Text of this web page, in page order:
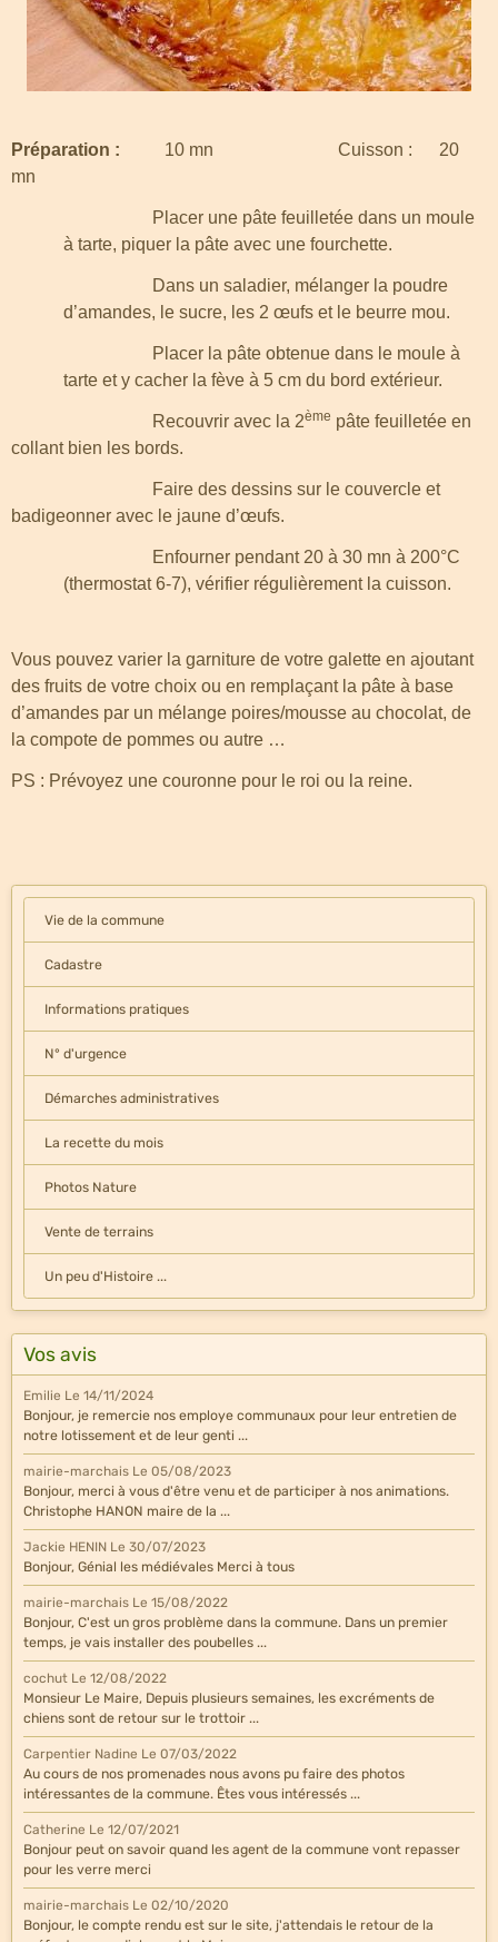
Préparation : 10 mn Cuisson : 20
mn
Placer une pâte feuilletée dans un moule
à tarte, piquer la pâte avec une fourchette.
Dans un saladier, mélanger la poudre
d’amandes, le sucre, les 2 œufs et le beurre mou.
Placer la pâte obtenue dans le moule à
tarte et y cacher la fève à 5 cm du bord extérieur.
Recouvrir avec la 2ème pâte feuilletée en
collant bien les bords.
Faire des dessins sur le couvercle et
badigeonner avec le jaune d’œufs.
Enfourner pendant 20 à 30 mn à 200°C
(thermostat 6-7), vérifier régulièrement la cuisson.
Vous pouvez varier la garniture de votre galette en ajoutant
des fruits de votre choix ou en remplaçant la pâte à base
d’amandes par un mélange poires/mousse au chocolat, de
la compote de pommes ou autre …
PS : Prévoyez une couronne pour le roi ou la reine.
Vie de la commune
Cadastre
Informations pratiques
N° d'urgence
Démarches administratives
La recette du mois
Photos Nature
Vente de terrains
Un peu d'Histoire ...
Vos avis
Emilie Le 14/11/2024
Bonjour, je remercie nos employe communaux pour leur entretien de
notre lotissement et de leur genti ...
mairie-marchais Le 05/08/2023
Bonjour, merci à vous d'être venu et de participer à nos animations.
Christophe HANON maire de la ...
Jackie HENIN Le 30/07/2023
Bonjour, Génial les médiévales Merci à tous
mairie-marchais Le 15/08/2022
Bonjour, C'est un gros problème dans la commune. Dans un premier
temps, je vais installer des poubelles ...
cochut Le 12/08/2022
Monsieur Le Maire, Depuis plusieurs semaines, les excréments de
chiens sont de retour sur le trottoir ...
Carpentier Nadine Le 07/03/2022
Au cours de nos promenades nous avons pu faire des photos
intéressantes de la commune. Êtes vous intéressés ...
Catherine Le 12/07/2021
Bonjour peut on savoir quand les agent de la commune vont repasser
pour les verre merci
mairie-marchais Le 02/10/2020
Bonjour, le compte rendu est sur le site, j'attendais le retour de la